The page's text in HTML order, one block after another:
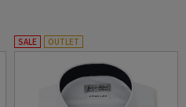
SALE OUTLET